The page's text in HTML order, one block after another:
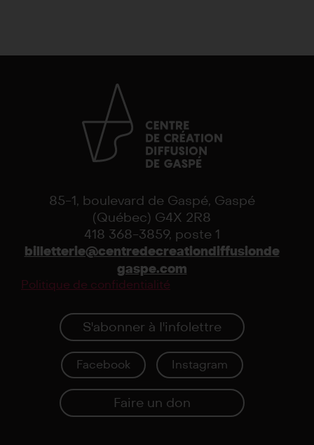
85-1, boulevard de Gaspé, Gaspé
(Québec) G4X 2R8
418 368-3859, poste 1
billetterie@centredecreationdiffusionde
gaspe.com
Politique de confidentialité
S'abonner à I'infolettre
Facebook Instagram
Faire un don